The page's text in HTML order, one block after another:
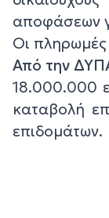
αποφάσεων
Οι
Από την
18.000.000
καταβολή
επιδομάτων.